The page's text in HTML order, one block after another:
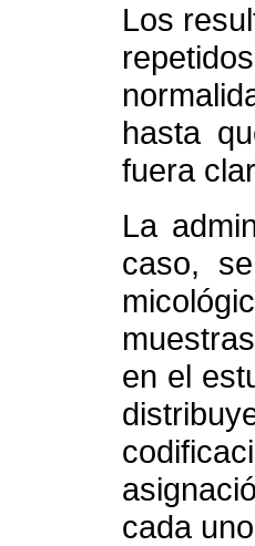
Los
hasta
fuera
La
caso,
en el
cada